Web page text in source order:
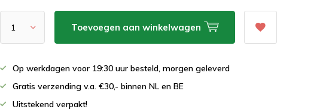
Toevoegen aan winkelwagen
Op werkdagen voor 19:30 uur besteld, morgen geleverd
Gratis verzending v.a. €30,- binnen NL en BE
Uitstekend verpakt!